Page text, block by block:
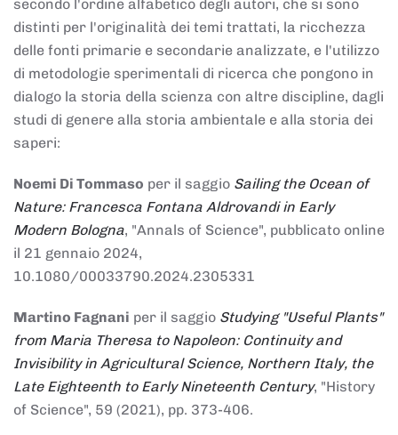
secondo l'ordine alfabetico degli autori, che si sono
distinti per l'originalità dei temi trattati, la ricchezza
delle fonti primarie e secondarie analizzate, e l'utilizzo
di metodologie sperimentali di ricerca che pongono in
dialogo la storia della scienza con altre discipline, dagli
studi di genere alla storia ambientale e alla storia dei
saperi:
Noemi Di Tommaso per il saggio Sailing the Ocean of
Nature: Francesca Fontana Aldrovandi in Early
Modern Bologna, "Annals of Science", pubblicato online
il 21 gennaio 2024,
10.1080/00033790.2024.2305331
Martino Fagnani per il saggio Studying "Useful Plants"
from Maria Theresa to Napoleon: Continuity and
Invisibility in Agricultural Science, Northern Italy, the
Late Eighteenth to Early Nineteenth Century, "History
of Science", 59 (2021), pp. 373-406.